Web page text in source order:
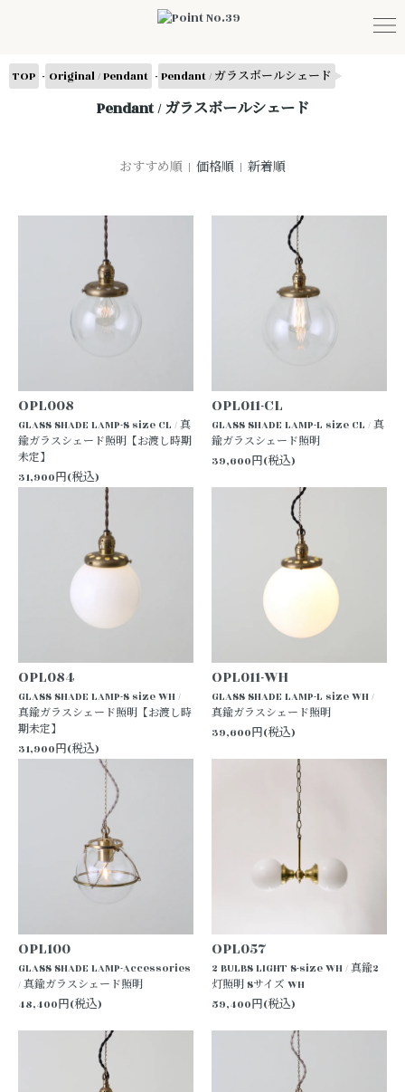
TOP - Original / Pendant - Pendant / ガラスボールシェード
Pendant / ガラスボールシェード
おすすめ順 | 価格順 | 新着順
OPL008
GLASS SHADE LAMP-S size CL / 真
鍮ガラスシェード照明【お渡し時期
未定】
31,900円(税込)
OPL011-CL
GLASS SHADE LAMP-L size CL / 真
鍮ガラスシェード照明
39,600円(税込)
OPL084
GLASS SHADE LAMP-S size WH /
真鍮ガラスシェード照明【お渡し時
期未定】
31,900円(税込)
OPL011-WH
GLASS SHADE LAMP-L size WH /
真鍮ガラスシェード照明
39,600円(税込)
OPL100
GLASS SHADE LAMP-Accessories
/ 真鍮ガラスシェード照明
48,400円(税込)
OPL057
2 BULBS LIGHT S-size WH / 真鍮2
灯照明 Sサイズ WH
59,400円(税込)